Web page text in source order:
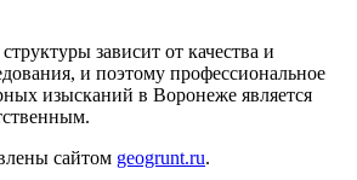
зависит от качества и
и поэтому профессиональное
изысканий в Воронеже является
сайтом geogrunt.ru.